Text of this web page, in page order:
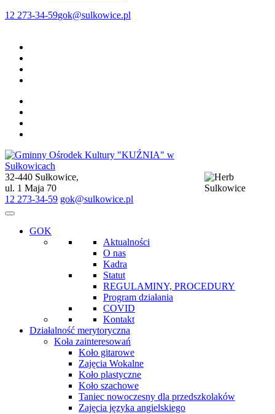
12 273-34-59gok@sulkowice.pl
Gminny Ośrodek Kultury "KUŹNIA" w Sułkowicach
32-440 Sułkowice,
ul. 1 Maja 70
12 273-34-59 gok@sulkowice.pl
GOK
Aktualności
O nas
Kadra
Statut
REGULAMINY, PROCEDURY
Program działania
COVID
Kontakt
Działalność merytoryczna
Koła zainteresowań
Koło gitarowe
Zajęcia Wokalne
Koło plastyczne
Koło szachowe
Taniec nowoczesny dla przedszkolaków
Zajęcia języka angielskiego